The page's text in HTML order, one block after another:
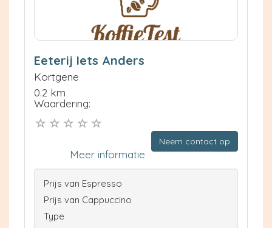
Eeterij Iets Anders
Kortgene
0.2 km
Waardering:
Neem contact op
Meer informatie
Prijs van Espresso
Prijs van Cappuccino
Type